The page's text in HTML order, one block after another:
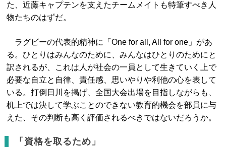
た、近藤キャプテンを支えたチームメイトも特筆すべき人
物たちのはずだ。
ラグビーの代表的精神に「One for all, All for one」があ
る。ひとりはみんなのために、みんなはひとりのためにと
訳されるが、これは人が社会の一員として生きていく上で
必要な自立と自律、責任感、思いやりや利他の心を表して
いる。打倒日川を掲げ、全国大会出場を目指しながらも、
机上では決して学ぶことのできない教育的機会を部員に与
えた、その判断も高く評価されるべきではないだろうか。
「資格を取るため」